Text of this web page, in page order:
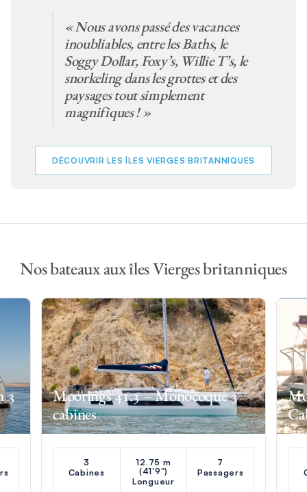
« Nous avons passé des vacances
inoubliables, entre les Baths, le
Soggy Dollar, Foxy’s, Willie T’s, le
snorkeling dans les grottes et des
paysages tout simplement
magnifiques ! »
DÉCOUVRIR LES ÎLES VIERGES BRITANNIQUES
Nos bateaux aux îles Vierges britanniques
3
Moorings 41.3 – Monocoque 3
cabines
3
Cabines
12.75 m
(41'9")
Longueur
7
Passagers